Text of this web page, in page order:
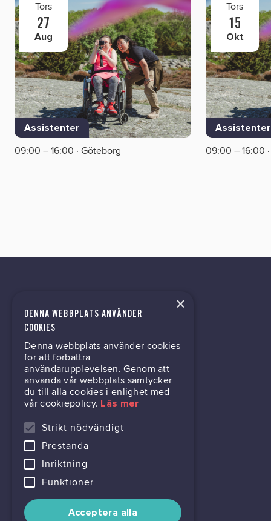
Tors
27
Aug
Assistenter
09:00 – 16:00 · Göteborg
Tors
15
Okt
Assistenter
09:00 – 16:00
kontor@gil.se
031-63 64 80
Mölndalsvägen 30B
Box 24061
400 22 Göteborg
716444-6762
×
DENNA WEBBPLATS ANVÄNDER
COOKIES
Denna webbplats använder cookies
för att förbättra
användarupplevelsen. Genom att
använda vår webbplats samtycker
du till alla cookies i enlighet med
vår cookiepolicy. Läs mer
Strikt nödvändigt
Prestanda
Inriktning
Funktioner
Acceptera alla